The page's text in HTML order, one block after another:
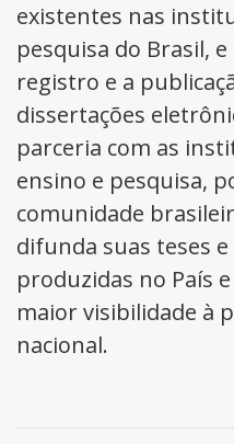
existentes nas
pesquisa do Brasil,
registro e a
dissertações
parceria com as
ensino e pesquisa,
comunidade
difunda suas teses
produzidas no País
maior visibilidade à
nacional.